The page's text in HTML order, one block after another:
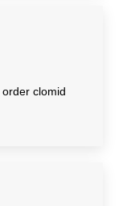
order clomid